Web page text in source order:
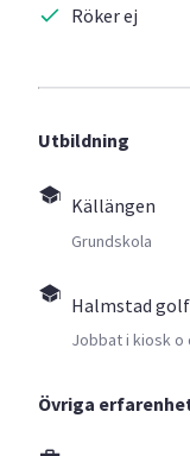
Röker ej
Utbildning
Källängen
Grundskola
Halmstad
Jobbat i kiosk o
Övriga